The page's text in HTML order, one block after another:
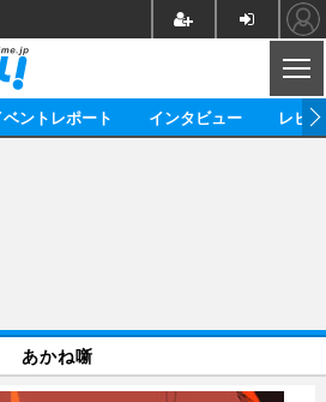
ビジネス
アーティスト
実写
ベントレポート インタビュー レビ
あかね噺